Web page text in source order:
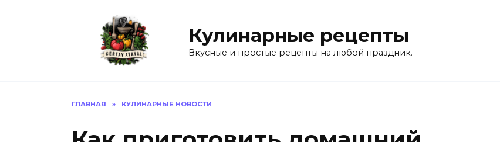
Кулинарные рецепты
Вкусные и простые рецепты на любой праздник.
ГЛАВНАЯ » КУЛИНАРНЫЕ НОВОСТИ